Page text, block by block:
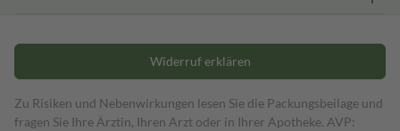
Widerruf erklären
Zu Risiken und Nebenwirkungen lesen Sie die Packungsbeilage und
fragen Sie Ihre Ärztin, Ihren Arzt oder in Ihrer Apotheke. AVP: